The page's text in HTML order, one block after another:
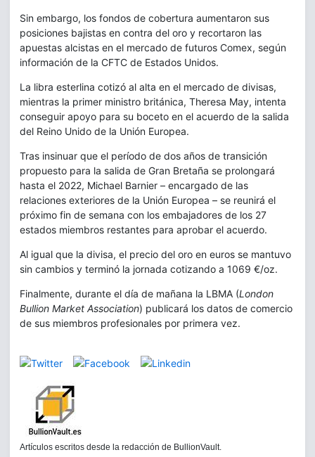
Sin embargo, los fondos de cobertura aumentaron sus
posiciones bajistas en contra del oro y recortaron las
apuestas alcistas en el mercado de futuros Comex, según
información de la CFTC de Estados Unidos.
La libra esterlina cotizó al alta en el mercado de divisas,
mientras la primer ministro británica, Theresa May, intenta
conseguir apoyo para su boceto en el acuerdo de la salida
del Reino Unido de la Unión Europea.
Tras insinuar que el período de dos años de transición
propuesto para la salida de Gran Bretaña se prolongará
hasta el 2022, Michael Barnier – encargado de las
relaciones exteriores de la Unión Europea – se reunirá el
próximo fin de semana con los embajadores de los 27
estados miembros restantes para aprobar el acuerdo.
Al igual que la divisa, el precio del oro en euros se mantuvo
sin cambios y terminó la jornada cotizando a 1069 €/oz.
Finalmente, durante el día de mañana la LBMA (London
Bullion Market Association) publicará los datos de comercio
de sus miembros profesionales por primera vez.
Artículos escritos desde la redacción de BullionVault.